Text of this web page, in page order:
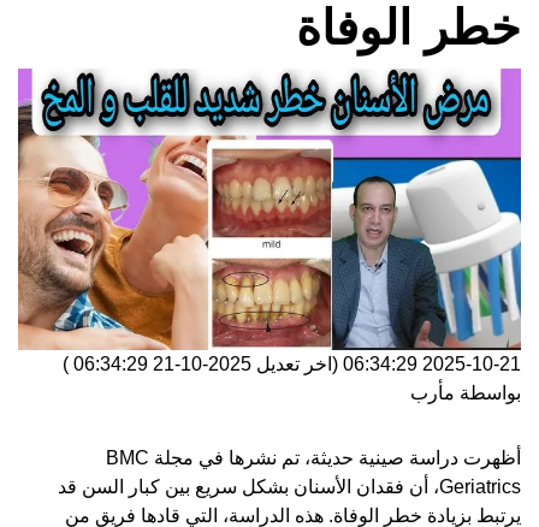
خطر الوفاة
2025-10-21 06:34:29 (اخر تعديل 2025-10-21 06:34:29
)
بواسطة مأرب
أظهرت دراسة صينية حديثة، تم نشرها في مجلة BMC
Geriatrics، أن فقدان الأسنان بشكل سريع بين كبار السن قد
يرتبط بزيادة خطر الوفاة. هذه الدراسة، التي قادها فريق من